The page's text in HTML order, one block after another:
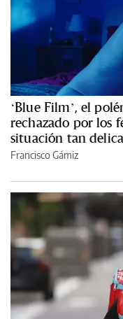
‘Blue Film’, el
rechazado por los
situación tan
Francisco Gámiz